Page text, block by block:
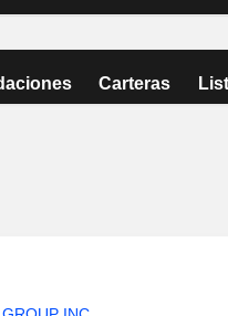
Carteras